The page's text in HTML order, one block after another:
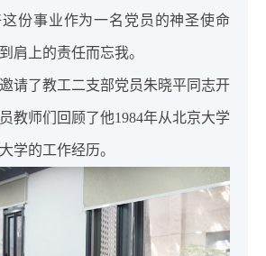
这份事业作为一名党员的神圣使命
肩上的责任而忘我。
请了教工二支部党员朱晓平同志开
教师们回顾了他1984年从北京大学
学的工作经历。